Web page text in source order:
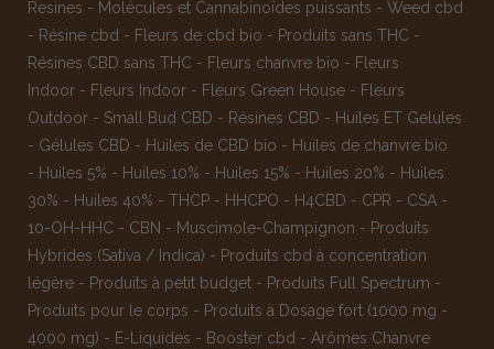
Resines - Molécules et Cannabinoïdes puissants - Weed cbd
- Résine cbd - Fleurs de cbd bio - Produits sans THC -
Résines CBD sans THC - Fleurs chanvre bio - Fleurs
Indoor - Fleurs Indoor - Fleurs Green House - Fleurs
Outdoor - Small Bud CBD - Résines CBD - Huiles ET Gelules
- Gélules CBD - Huiles de CBD bio - Huiles de chanvre bio
- Huiles 5% - Huiles 10% - Huiles 15% - Huiles 20% - Huiles
30% - Huiles 40% - THCP - HHCPO - H4CBD - CPR - CSA -
10-OH-HHC - CBN - Muscimole-Champignon - Produits
Hybrides (Sativa / Indica) - Produits cbd à concentration
légère - Produits à petit budget - Produits Full Spectrum -
Produits pour le corps - Produits à Dosage fort (1000 mg -
4000 mg) - E-Liquides - Booster cbd - Arômes Chanvre